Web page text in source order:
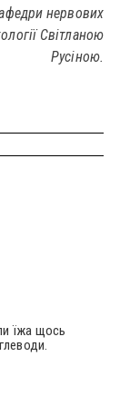
нервових
Світланою
Русіною.
їжа щось